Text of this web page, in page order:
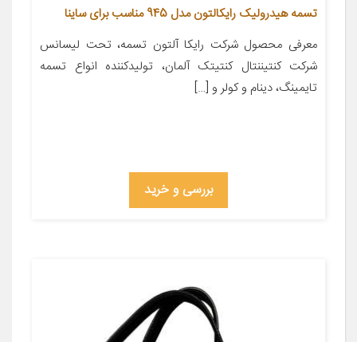
تسمه هیدرولیک رایکالتون مدل 945 مناسب برای ساینا
معرفی محصول شرکت رایکا آلتون تسمه، تحت لیسانس
شرکت کنتیننتال کنتیتک آلمان، تولیدکننده انواع تسمه
تایمینگ، دینام و کولر و […]
بررسی و خرید